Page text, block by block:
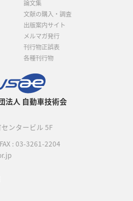
法人 自動車技術会
ンタービル 5F
FAX : 03-3261-2204
論文集
文献の購入・調査
出版案内サイト
メルマガ発行
刊行物正誤表
各種刊行物